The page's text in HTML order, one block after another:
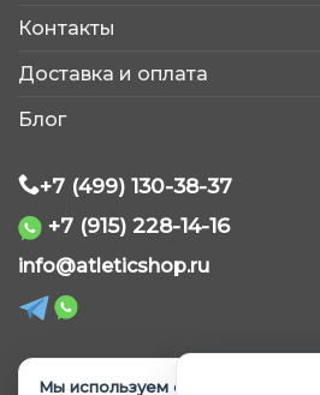
Контакты
Доставка и оплата
Блог
+7 (499) 130-38-37
+7 (915) 228-14-16
info@atleticshop.ru
Мы используем cookie.